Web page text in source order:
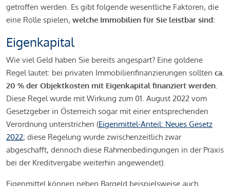
getroffen werden. Es gibt folgende wesentliche Faktoren, die
eine Rolle spielen, welche Immobilien für Sie leistbar sind:
Eigenkapital
Wie viel Geld haben Sie bereits angespart? Eine goldene
Regel lautet: bei privaten Immobilienfinanzierungen sollten ca.
20 % der Objektkosten mit Eigenkapital finanziert werden.
Diese Regel wurde mit Wirkung zum 01. August 2022 vom
Gesetzgeber in Österreich sogar mit einer entsprechenden
Verordnung unterstrichen (Eigenmittel-Anteil: Neues Gesetz
2022; diese Regelung wurde zwischenzeitlich zwar
abgeschafft, dennoch diese Rahmenbedingungen in der Praxis
bei der Kreditvergabe weiterhin angewendet).
Eigenmittel können neben Bargeld beispielsweise auch